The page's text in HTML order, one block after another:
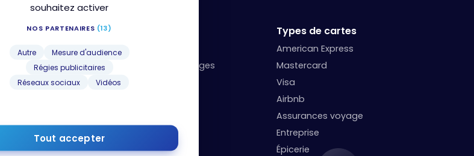
souhaitez activer
NOS PARTENAIRES (13)
Autre
Mesure d'audience
Régies publicitaires
Réseaux sociaux
Vidéos
Tout accepter
Programmes de fidélité
Aéroplan
American Express Points-Privilèges
AVIOS
Bonidollars Desjardins
CIBC Aventura
Types de cartes
American Express
Mastercard
Visa
Airbnb
Assurances voyage
Entreprise
Épicerie